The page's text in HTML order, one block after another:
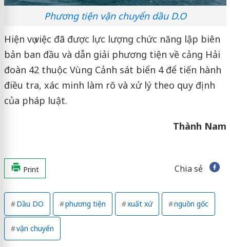
Phương tiện vận chuyển dầu D.O
Hiện vụ việc đã được lực lượng chức năng lập biên
bản ban đầu và dẫn giải phương tiện về cảng Hải
đoàn 42 thuộc Vùng Cảnh sát biển 4 để tiến hành
điều tra, xác minh làm rõ và xử lý theo quy định
của pháp luật.
Thành Nam
Print Chia sẻ
Dầu DO phương tiện xuất xứ nguồn gốc
vận chuyển